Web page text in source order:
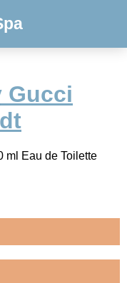
Gucci
ml Eau de Toilette